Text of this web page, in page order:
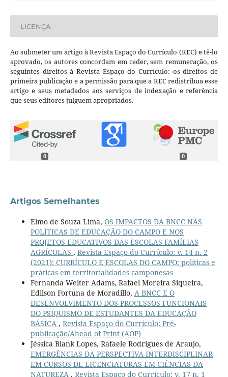
LICENÇA
Ao submeter um artigo à Revista Espaço do Currículo (REC) e tê-lo
aprovado, os autores concordam em ceder, sem remuneração, os
seguintes direitos à Revista Espaço do Currículo: os direitos de
primeira publicação e a permissão para que a REC redistribua esse
artigo e seus metadados aos serviços de indexação e referência
que seus editores julguem apropriados.
0 0
Artigos Semelhantes
Elmo de Souza Lima, OS IMPACTOS DA BNCC NAS
POLÍTICAS DE EDUCAÇÃO DO CAMPO E NOS
PROJETOS EDUCATIVOS DAS ESCOLAS FAMÍLIAS
AGRÍCOLAS , Revista Espaço do Currículo: v. 14 n. 2
(2021): CURRÍCULO E ESCOLAS DO CAMPO: políticas e
práticas em territorialidades camponesas
Fernanda Welter Adams, Rafael Moreira Siqueira,
Edilson Fortuna de Moradillo, A BNCC E O
DESENVOLVIMENTO DOS PROCESSOS FUNCIONAIS
DO PSIQUISMO DE ESTUDANTES DA EDUCAÇÃO
BÁSICA , Revista Espaço do Currículo: Pré-
publicação/Ahead of Print (AOP)
Jéssica Blank Lopes, Rafaele Rodrigues de Araujo,
EMERGÊNCIAS DA PERSPECTIVA INTERDISCIPLINAR
EM CURSOS DE LICENCIATURAS EM CIÊNCIAS DA
NATUREZA , Revista Espaço do Currículo: v. 17 n. 1